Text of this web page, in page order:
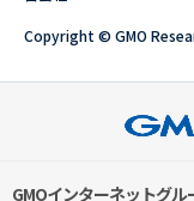
Copyright © GMO
GMOインターネットグ